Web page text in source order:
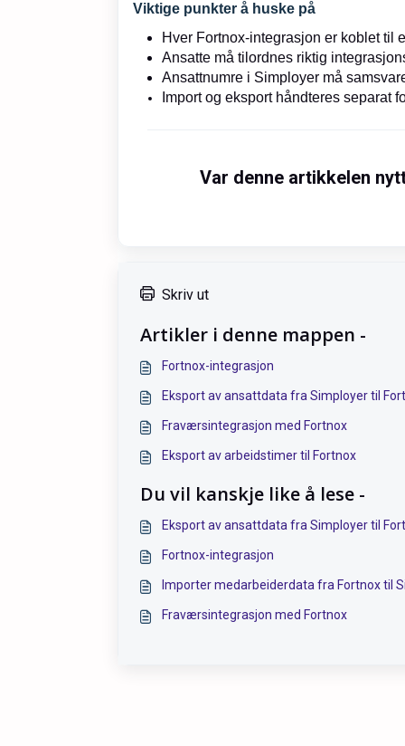
Viktige punkter å huske på
Hver Fortnox-integrasjon er koblet til
Ansatte må tilordnes riktig
Ansattnumre i Simployer må
Import og eksport håndteres separat
Var denne artikkelen
Skriv ut
Artikler i denne mappen -
Fortnox-integrasjon
Eksport av ansattdata fra Simployer til
Fraværsintegrasjon med Fortnox
Eksport av arbeidstimer til Fortnox
Du vil kanskje like å lese -
Eksport av ansattdata fra Simployer til
Fortnox-integrasjon
Importer medarbeiderdata fra Fortnox til
Fraværsintegrasjon med Fortnox